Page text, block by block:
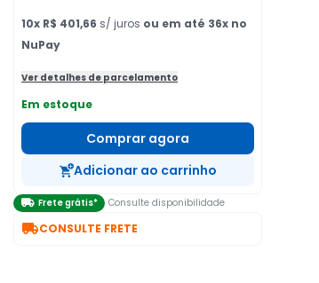
10x R$ 401,66 s/ juros ou em até 36x no
NuPay
Ver detalhes de parcelamento
Em estoque
Comprar agora
Adicionar ao carrinho
 Frete grátis* Consulte disponibilidade
CONSULTE FRETE